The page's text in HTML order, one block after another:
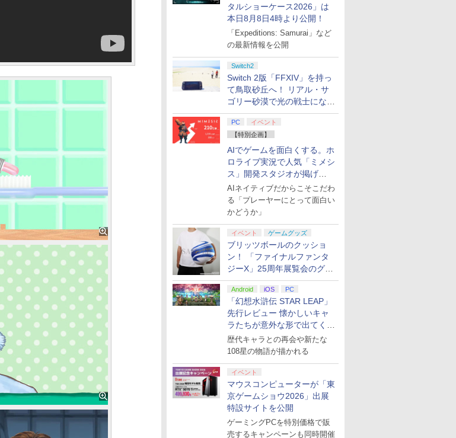
タルショーケース2026」は
本日8月8日4時より公開！
「Expeditions: Samurai」など
の最新情報を公開
Switch2
Switch 2版「FFXIV」を持っ
て鳥取砂丘へ！ リアル・サ
ゴリー砂漠で光の戦士になっ
てみた
PC
イベント
【特別企画】
AIでゲームを面白くする。ホ
ロライブ実況で人気「ミメシ
ス」開発スタジオが掲げ
る“AI活用の信念”とは？【講
演レポート】
AIネイティブだからこそこだわ
る「プレーヤーにとって面白い
かどうか」
イベント ゲームグッズ
ブリッツボールのクッショ
ン！ 「ファイナルファンタ
ジーX」25周年展覧会のグッ
ズ情報が公開
Android iOS PC
「幻想水滸伝 STAR LEAP」
先行レビュー 懐かしいキャ
ラたちが意外な形で出てくる
シリーズ完全新作！
歴代キャラとの再会や新たな
108星の物語が描かれる
イベント
マウスコンピューターが「東
京ゲームショウ2026」出展
特設サイトを公開
ゲーミングPCを特別価格で販
売するキャンペーンも同時開催